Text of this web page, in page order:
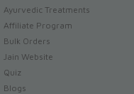
Ayurvedic Treatments
Affiliate Program
Bulk Orders
Jain Website
Quiz
Blogs